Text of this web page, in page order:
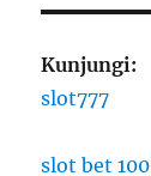
Kunjungi:
slot777
slot bet 100